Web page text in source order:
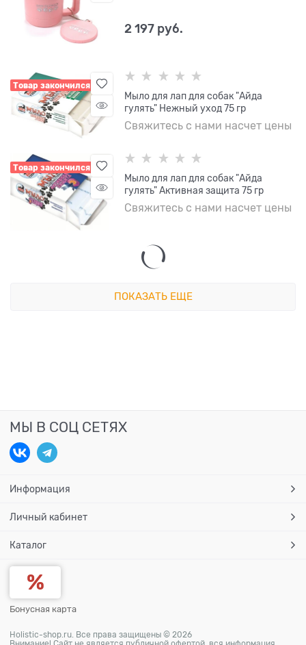
2 197 руб.
Товар закончился
Мыло для лап для собак "Айда
гулять" Нежный уход 75 гр
Свяжитесь с нами насчет цены
Товар закончился
Мыло для лап для собак "Айда
гулять" Активная защита 75 гр
Свяжитесь с нами насчет цены
ПОКАЗАТЬ ЕЩЕ
МЫ В СОЦ СЕТЯХ
Информация
Личный кабинет
Каталог
Бонусная карта
Holistic-shop.ru. Все права защищены © 2026